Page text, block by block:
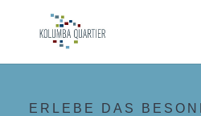
ERLEBE DAS